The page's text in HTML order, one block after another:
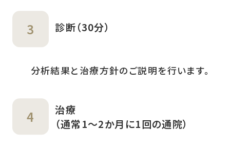
診断（30分）
分析結果と治療方針のご説明を行います。
治療
（通常1～2か月に1回の通院）